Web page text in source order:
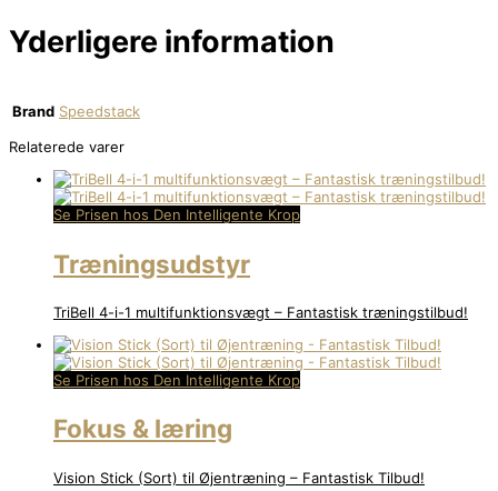
Yderligere information
Brand Speedstack
Relaterede varer
Se Prisen hos Den Intelligente Krop
Træningsudstyr
TriBell 4-i-1 multifunktionsvægt – Fantastisk træningstilbud!
Se Prisen hos Den Intelligente Krop
Fokus & læring
Vision Stick (Sort) til Øjentræning – Fantastisk Tilbud!